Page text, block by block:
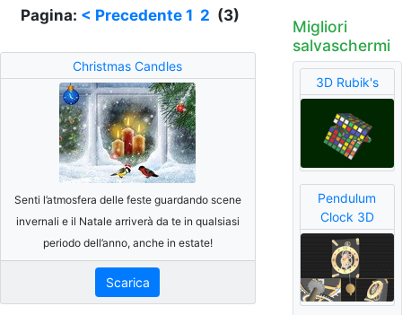
Pagina: < Precedente 1 2 (3)
Christmas Candles
Senti l’atmosfera delle feste guardando scene
invernali e il Natale arriverà da te in qualsiasi
periodo dell’anno, anche in estate!
Scarica
Migliori
salvaschermi
3D Rubik's
Pendulum
Clock 3D